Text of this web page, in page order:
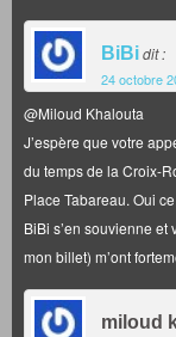
BiBidit :
24 octobre
@Miloud Khalouta
J’espère que votre
du temps de la Croix-
Place Tabareau. Oui
BiBi s’en souvienne
mon billet) m’ont
miloud